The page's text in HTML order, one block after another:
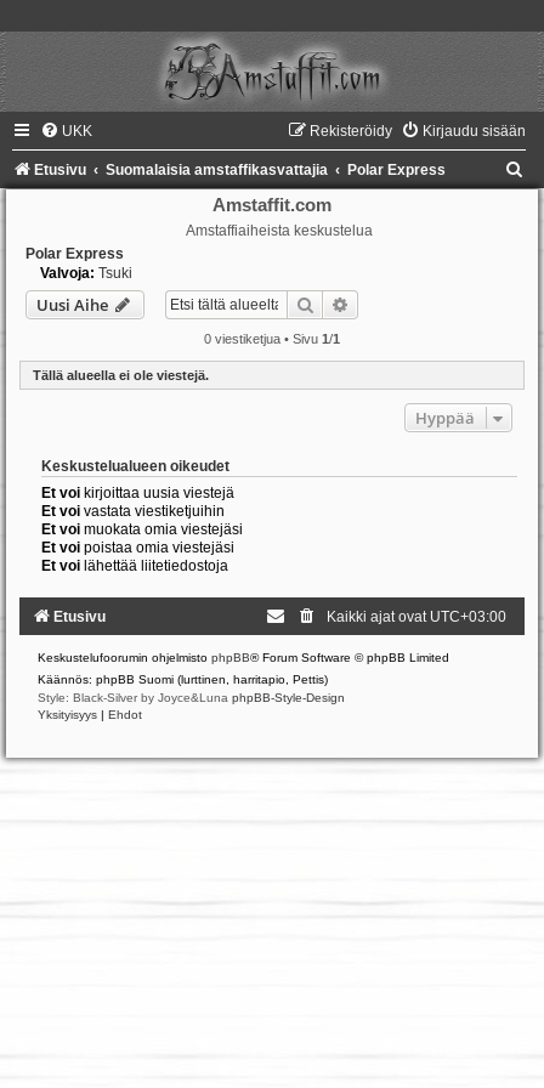
UKK Kirjaudu sisään
Rekisteröidy
Etusivu Suomalaisia amstaffikasvattajia Polar Express
Amstaffit.com
Amstaffiaiheista keskustelua
Polar Express
Valvoja: Tsuki
Uusi Aihe Etsi
0 viestiketjua • Sivu 1/1
Tällä alueella ei ole viestejä.
Hyppää
Keskustelualueen oikeudet
Et voi kirjoittaa uusia viestejä
Et voi vastata viestiketjuihin
Et voi muokata omia viestejäsi
Et voi poistaa omia viestejäsi
Et voi lähettää liitetiedostoja
Etusivu Kaikki ajat ovat UTC+03:00
Keskustelufoorumin ohjelmisto phpBB® Forum Software © phpBB Limited
Käännös: phpBB Suomi (lurttinen, harritapio, Pettis)
Style: Black-Silver by Joyce&Luna phpBB-Style-Design
Yksityisyys | Ehdot